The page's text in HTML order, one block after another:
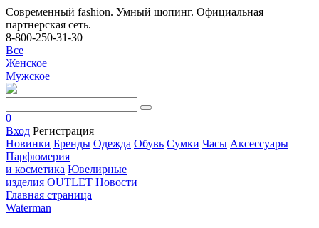
Современный fashion. Умный шопинг. Официальная
партнерская сеть.
8-800-250-31-30
Все
Женское
Мужское
0
Вход Регистрация
Новинки Бренды Одежда Обувь Сумки Часы Аксессуары
Парфюмерия
и косметика Ювелирные
изделия OUTLET Новости
Главная страница
Waterman